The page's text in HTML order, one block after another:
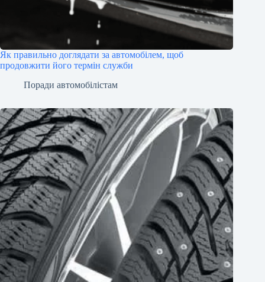
Як правильно доглядати за автомобілем, щоб
продовжити його термін служби
Поради автомобілістам